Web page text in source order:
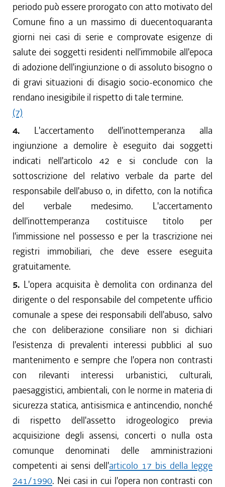
periodo può essere prorogato con atto motivato del
Comune fino a un massimo di duecentoquaranta
giorni nei casi di serie e comprovate esigenze di
salute dei soggetti residenti nell'immobile all'epoca
di adozione dell'ingiunzione o di assoluto bisogno o
di gravi situazioni di disagio socio-economico che
rendano inesigibile il rispetto di tale termine.
(7)
4. L'accertamento dell'inottemperanza alla
ingiunzione a demolire è eseguito dai soggetti
indicati nell'articolo 42 e si conclude con la
sottoscrizione del relativo verbale da parte del
responsabile dell'abuso o, in difetto, con la notifica
del verbale medesimo. L'accertamento
dell'inottemperanza costituisce titolo per
l'immissione nel possesso e per la trascrizione nei
registri immobiliari, che deve essere eseguita
gratuitamente.
5. L'opera acquisita è demolita con ordinanza del
dirigente o del responsabile del competente ufficio
comunale a spese dei responsabili dell'abuso, salvo
che con deliberazione consiliare non si dichiari
l'esistenza di prevalenti interessi pubblici al suo
mantenimento e sempre che l'opera non contrasti
con rilevanti interessi urbanistici, culturali,
paesaggistici, ambientali, con le norme in materia di
sicurezza statica, antisismica e antincendio, nonché
di rispetto dell'assetto idrogeologico previa
acquisizione degli assensi, concerti o nulla osta
comunque denominati delle amministrazioni
competenti ai sensi dell'articolo 17 bis della legge
241/1990. Nei casi in cui l'opera non contrasti con